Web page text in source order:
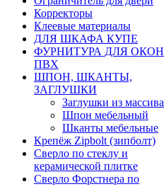
Корректоры
Клеевые материалы
ДЛЯ ШКАФА КУПЕ
ФУРНИТУРА ДЛЯ ОКОН
ПВХ
ШПОН, ШКАНТЫ,
ЗАГЛУШКИ
Заглушки из массива
Шпон мебельный
Шканты мебельные
Крепёж Zipbolt (зипболт)
Сверло по стеклу и
керамической плитке
Сверло Форстнера по